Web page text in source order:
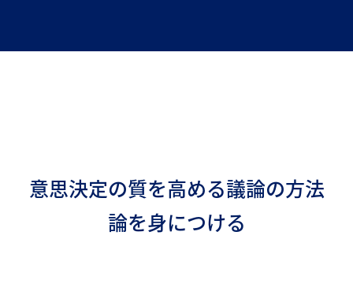
意思決定の質を高める議論の方法
論を身につける